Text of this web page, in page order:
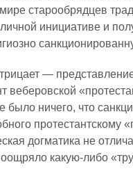
старообрядцев
инициативе и
—
веберовской
было ничего, что
догматика не
какую-либо